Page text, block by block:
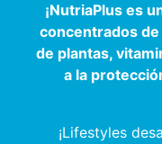
¡NutriaPlus es
concentrados
de plantas,
a la
¡Lifestyles